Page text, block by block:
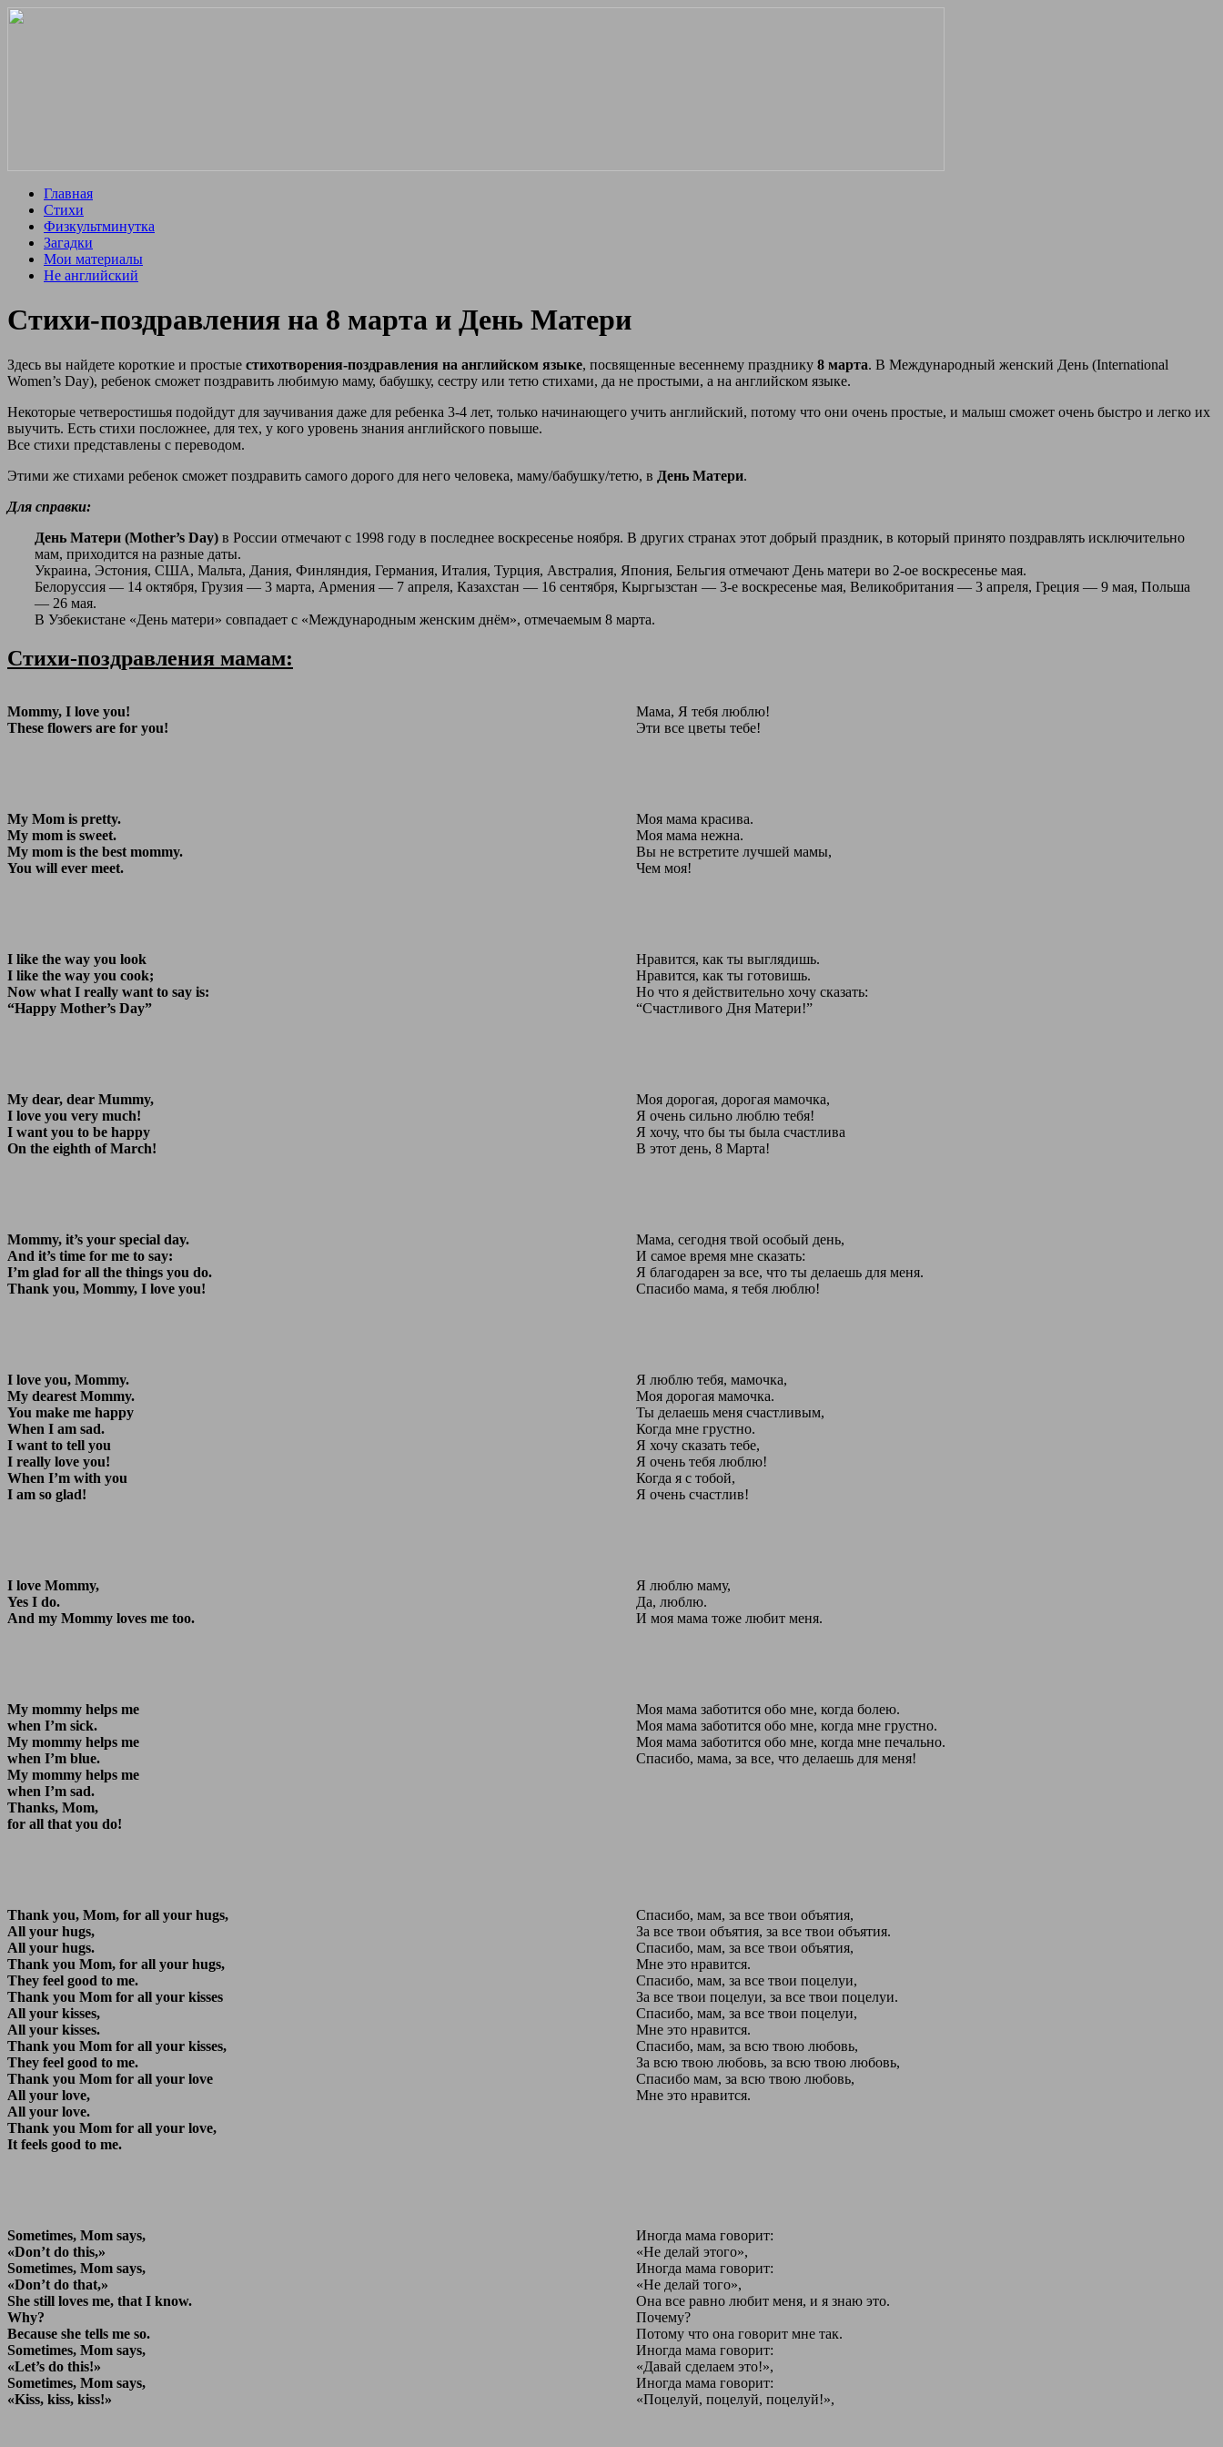
Главная
Стихи
Физкультминутка
Загадки
Мои материалы
Не английский
Стихи-поздравления на 8 марта и День Матери
Здесь вы найдете короткие и простые стихотворения-поздравления на английском языке, посвященные весеннему празднику 8 марта. В Международный женский День (International
Women’s Day), ребенок сможет поздравить любимую маму, бабушку, сестру или тетю стихами, да не простыми, а на английском языке.
Некоторые четверостишья подойдут для заучивания даже для ребенка 3-4 лет, только начинающего учить английский, потому что они очень простые, и малыш сможет очень быстро и легко их
выучить. Есть стихи посложнее, для тех, у кого уровень знания английского повыше.
Все стихи представлены с переводом.
Этими же стихами ребенок сможет поздравить самого дорого для него человека, маму/бабушку/тетю, в День Матери.
Для справки:
День Матери (Mother’s Day) в России отмечают с 1998 году в последнее воскресенье ноября. В других странах этот добрый праздник, в который принято поздравлять исключительно
мам, приходится на разные даты.
Украина, Эстония, США, Мальта, Дания, Финляндия, Германия, Италия, Турция, Австралия, Япония, Бельгия отмечают День матери во 2-ое воскресенье мая.
Белоруссия — 14 октября, Грузия — 3 марта, Армения — 7 апреля, Казахстан — 16 сентября, Кыргызстан — 3-е воскресенье мая, Великобритания — 3 апреля, Греция — 9 мая, Польша
— 26 мая.
В Узбекистане «День матери» совпадает с «Международным женским днём», отмечаемым 8 марта.
Стихи-поздравления мамам:
Mommy, I love you!
These flowers are for you!
Мама, Я тебя люблю!
Эти все цветы тебе!
My Mom is pretty.
My mom is sweet.
My mom is the best mommy.
You will ever meet.
Моя мама красива.
Моя мама нежна.
Вы не встретите лучшей мамы,
Чем моя!
I like the way you look
I like the way you cook;
Now what I really want to say is:
“Happy Mother’s Day”
Нравится, как ты выглядишь.
Нравится, как ты готовишь.
Но что я действительно хочу сказать:
“Счастливого Дня Матери!”
My dear, dear Mummy,
I love you very much!
I want you to be happy
On the eighth of March!
Моя дорогая, дорогая мамочка,
Я очень сильно люблю тебя!
Я хочу, что бы ты была счастлива
В этот день, 8 Марта!
Mommy, it’s your special day.
And it’s time for me to say:
I’m glad for all the things you do.
Thank you, Mommy, I love you!
Мама, сегодня твой особый день,
И самое время мне сказать:
Я благодарен за все, что ты делаешь для меня.
Спасибо мама, я тебя люблю!
I love you, Mommy.
My dearest Mommy.
You make me happy
When I am sad.
I want to tell you
I really love you!
When I’m with you
I am so glad!
Я люблю тебя, мамочка,
Моя дорогая мамочка.
Ты делаешь меня счастливым,
Когда мне грустно.
Я хочу сказать тебе,
Я очень тебя люблю!
Когда я с тобой,
Я очень счастлив!
I love Mommy,
Yes I do.
And my Mommy loves me too.
Я люблю маму,
Да, люблю.
И моя мама тоже любит меня.
My mommy helps me
when I’m sick.
My mommy helps me
when I’m blue.
My mommy helps me
when I’m sad.
Thanks, Mom,
for all that you do!
Моя мама заботится обо мне, когда болею.
Моя мама заботится обо мне, когда мне грустно.
Моя мама заботится обо мне, когда мне печально.
Спасибо, мама, за все, что делаешь для меня!
Thank you, Mom, for all your hugs,
All your hugs,
All your hugs.
Thank you Mom, for all your hugs,
They feel good to me.
Thank you Mom for all your kisses
All your kisses,
All your kisses.
Thank you Mom for all your kisses,
They feel good to me.
Thank you Mom for all your love
All your love,
All your love.
Thank you Mom for all your love,
It feels good to me.
Спасибо, мам, за все твои объятия,
За все твои объятия, за все твои объятия.
Спасибо, мам, за все твои объятия,
Мне это нравится.
Спасибо, мам, за все твои поцелуи,
За все твои поцелуи, за все твои поцелуи.
Спасибо, мам, за все твои поцелуи,
Мне это нравится.
Спасибо, мам, за всю твою любовь,
За всю твою любовь, за всю твою любовь,
Спасибо мам, за всю твою любовь,
Мне это нравится.
Sometimes, Mom says,
«Don’t do this,»
Sometimes, Mom says,
«Don’t do that,»
She still loves me, that I know.
Why?
Because she tells me so.
Sometimes, Mom says,
«Let’s do this!»
Sometimes, Mom says,
«Kiss, kiss, kiss!»
Иногда мама говорит:
«Не делай этого»,
Иногда мама говорит:
«Не делай того»,
Она все равно любит меня, и я знаю это.
Почему?
Потому что она говорит мне так.
Иногда мама говорит:
«Давай сделаем это!»,
Иногда мама говорит:
«Поцелуй, поцелуй, поцелуй!»,